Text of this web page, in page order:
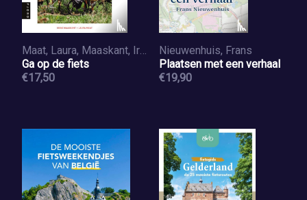
Maat, Laura, Maaskant, Irene
Ga op de fiets
€17,50
Nieuwenhuis, Frans
Plaatsen met een verhaal
€19,90